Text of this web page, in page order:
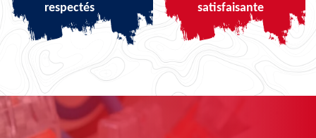
respectés
satisfaisante